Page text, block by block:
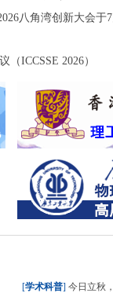
八角湾创新大会于
ICCSSE 2026）
[学术科普] 今日立秋